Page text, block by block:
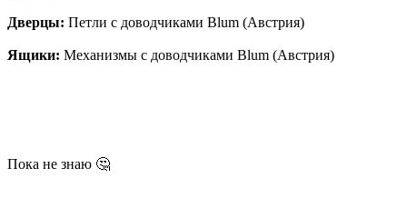
Дверцы: Петли с доводчиками Blum (Австрия)
Ящики: Механизмы с доводчиками Blum (Австрия)
Пока не знаю 🤔